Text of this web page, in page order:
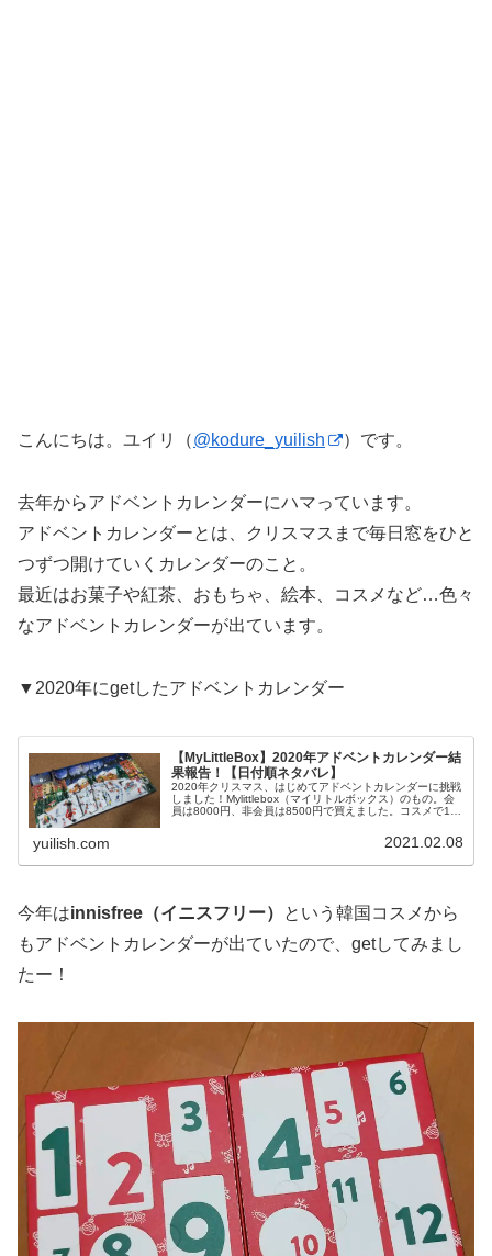
こんにちは。ユイリ（@kodure_yuilish ）です。
去年からアドベントカレンダーにハマっています。
アドベントカレンダーとは、クリスマスまで毎日窓をひと
つずつ開けていくカレンダーのこと。
最近はお菓子や紅茶、おもちゃ、絵本、コスメなど…色々
なアドベントカレンダーが出ています。
▼2020年にgetしたアドベントカレンダー
【MyLittleBox】2020年アドベントカレンダー結
果報告！【日付順ネタバレ】
2020年クリスマス、はじめてアドベントカレンダーに挑戦
しました！Mylittlebox（マイリトルボックス）のもの。会
員は8000円、非会員は8500円で買えました。コスメで1万
yuilish.com 2021.02.08
今年はinnisfree（イニスフリー）
という韓国コスメから
もアドベントカレンダーが出ていたので、getしてみまし
たー！